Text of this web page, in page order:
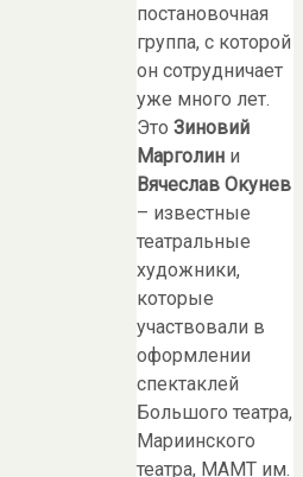
постановочная
группа, с которой
он сотрудничает
уже много лет.
Это Зиновий
Марголин и
Вячеслав Окунев
– известные
театральные
художники,
которые
участвовали в
оформлении
спектаклей
Большого театра,
Мариинского
театра, МАМТ им.